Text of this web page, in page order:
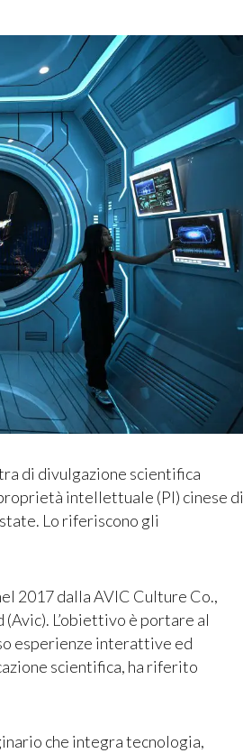
di divulgazione scientifica
intellettuale (PI) cinese di
Lo riferiscono gli
2017 dalla AVIC Culture Co.,
L’obiettivo è portare al
esperienze interattive ed
scientifica, ha riferito
che integra tecnologia,